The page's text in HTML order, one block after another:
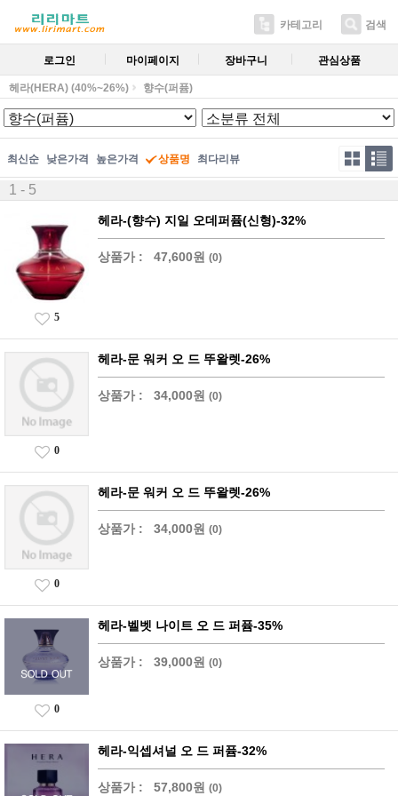
카테고리 검색
로그인 마이페이지 장바구니 관심상품
헤라(HERA) (40%~26%) 향수(퍼퓸)
최신순 낮은가격 높은가격 상품명 최다리뷰
1 - 5
헤라-(향수) 지일 오데퍼퓸(신형)-32%
상품가 : 47,600원 (0)
5
헤라-문 워커 오 드 뚜왈렛-26%
상품가 : 34,000원 (0)
0
헤라-문 워커 오 드 뚜왈렛-26%
상품가 : 34,000원 (0)
0
헤라-벨벳 나이트 오 드 퍼퓸-35%
상품가 : 39,000원 (0)
0
헤라-익셉셔널 오 드 퍼퓸-32%
상품가 : 57,800원 (0)